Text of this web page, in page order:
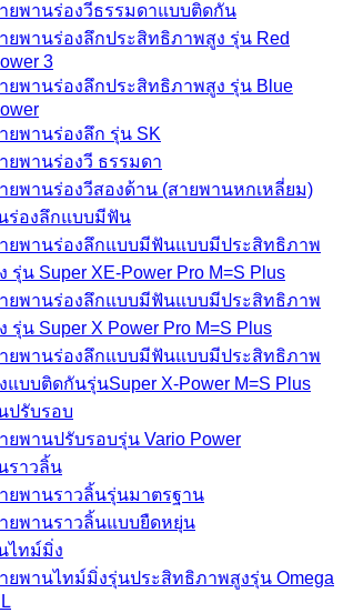
ยพานร่องวีธรรมดาแบบติดกัน
ยพานร่องลึกประสิทธิภาพสูง รุ่น Red
3
ยพานร่องลึกประสิทธิภาพสูง รุ่น Blue
ยพานร่องลึก รุ่น SK
ยพานร่องวี ธรรมดา
ยพานร่องวีสองด้าน (สายพานหกเหลี่ยม)
ร่องลึกแบบมีฟัน
ยพานร่องลึกแบบมีฟันแบบมีประสิทธิภาพ
รุ่น Super XE-Power Pro M=S Plus
ยพานร่องลึกแบบมีฟันแบบมีประสิทธิภาพ
รุ่น Super X Power Pro M=S Plus
ยพานร่องลึกแบบมีฟันแบบมีประสิทธิภาพ
แบบติดกันรุ่นSuper X-Power M=S Plus
ปรับรอบ
ยพานปรับรอบรุ่น Vario Power
ราวลิ้น
ยพานราวลิ้นรุ่นมาตรฐาน
ยพานราวลิ้นแบบยืดหยุ่น
ไทม์มิ่ง
ยพานไทม์มิ่งรุ่นประสิทธิภาพสูงรุ่น Omega